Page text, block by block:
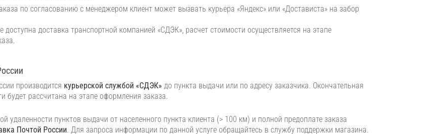
по согласованию с менеджером клиент может вызвать курьера «Яндекс» или «Достависта» на забор
доступна доставка транспортной компанией «СДЭК», расчет стоимости осуществляется на этапе
производится курьерской службой «СДЭК» до пункта выдачи или по адресу заказчика. Окончательная
будет рассчитана на этапе оформления заказа.
удаленности пунктов выдачи от населенного пункта клиента (> 100 км) и полной предоплате заказа
Почтой России. Для запроса информации по данной услуге обращайтесь в службу поддержки магазина.